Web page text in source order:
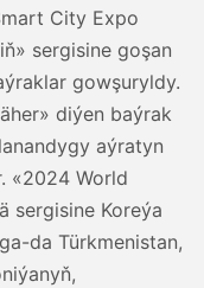
City Expo
sergisine goşan
gowşuryldy.
diýen baýrak
aýratyn
«2024 World
sergisine Koreýa
da Türkmenistan,